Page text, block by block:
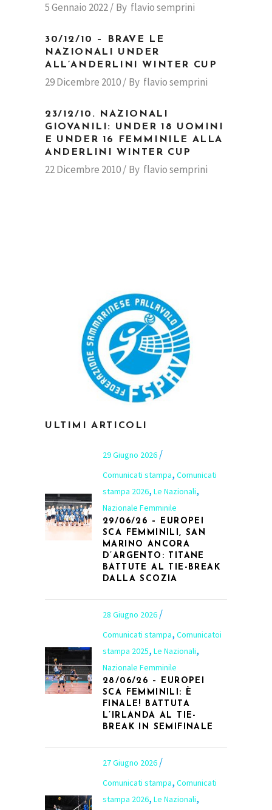
5 Gennaio 2022 By flavio semprini
30/12/10 – BRAVE LE
NAZIONALI UNDER
ALL’ANDERLINI WINTER CUP
29 Dicembre 2010 By flavio semprini
23/12/10. NAZIONALI
GIOVANILI: UNDER 18 UOMINI
E UNDER 16 FEMMINILE ALLA
ANDERLINI WINTER CUP
22 Dicembre 2010 By flavio semprini
ULTIMI ARTICOLI
29 Giugno 2026
Comunicati stampa, Comunicati
stampa 2026, Le Nazionali,
Nazionale Femminile
29/06/26 – EUROPEI
SCA FEMMINILI, SAN
MARINO ANCORA
D’ARGENTO: TITANE
BATTUTE AL TIE-BREAK
DALLA SCOZIA
28 Giugno 2026
Comunicati stampa, Comunicatoi
stampa 2025, Le Nazionali,
Nazionale Femminile
28/06/26 – EUROPEI
SCA FEMMINILI: È
FINALE! BATTUTA
L’IRLANDA AL TIE-
BREAK IN SEMIFINALE
27 Giugno 2026
Comunicati stampa, Comunicati
stampa 2026, Le Nazionali,